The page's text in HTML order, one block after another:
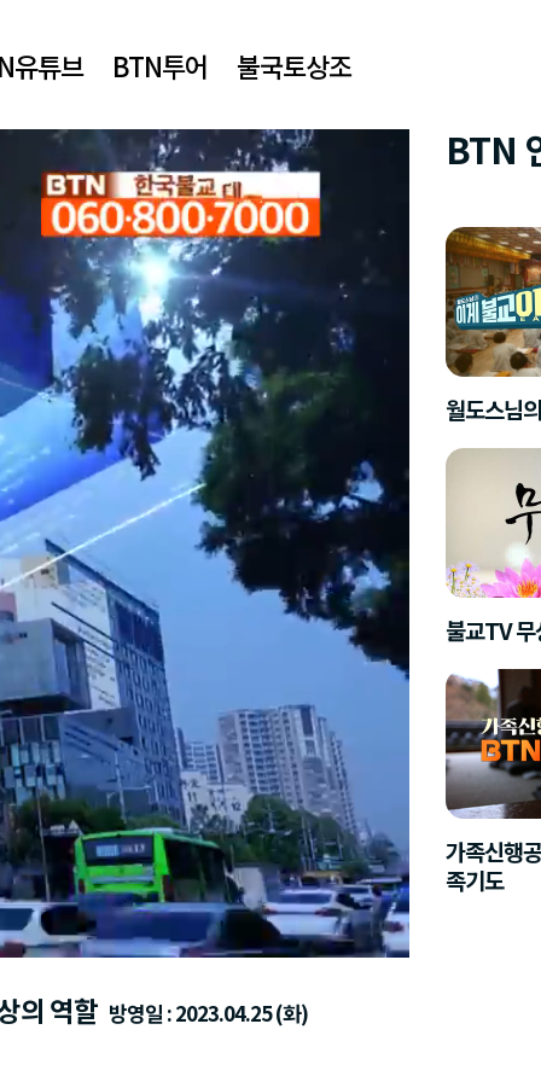
유튜브 BTN투어 불국토상조
BTN
월도스님
불교TV
가족신행
족기도
의 역할 방영일 : 2023.04.25 (화)